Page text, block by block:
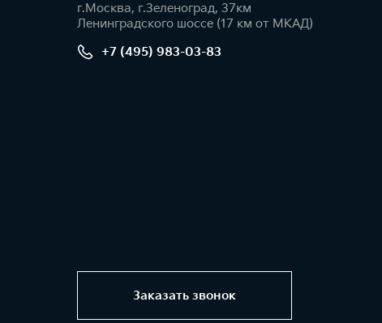
г.Москва, г.Зеленоград, 37км
Ленинградского шоссе (17 км от МКАД)
+7 (495) 983-03-83
Заказать звонок